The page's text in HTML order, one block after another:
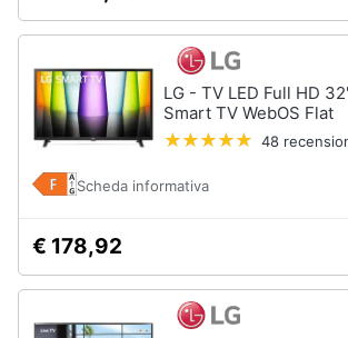
LG - TV LED Full HD
Smart TV WebOS Flat
48
Scheda informativa
€ 178,92